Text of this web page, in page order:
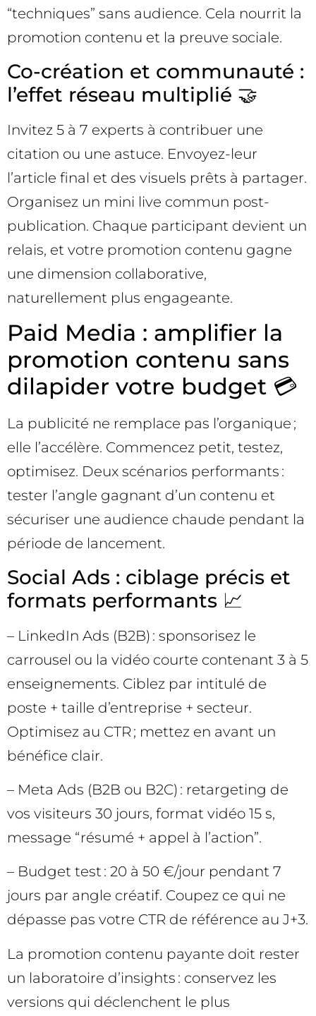
“techniques” sans audience. Cela nourrit la
promotion contenu et la preuve sociale.
Co-création et communauté :
l’effet réseau multiplié 🤝
Invitez 5 à 7 experts à contribuer une
citation ou une astuce. Envoyez-leur
l’article final et des visuels prêts à partager.
Organisez un mini live commun post-
publication. Chaque participant devient un
relais, et votre promotion contenu gagne
une dimension collaborative,
naturellement plus engageante.
Paid Media : amplifier la
promotion contenu sans
dilapider votre budget 💳
La publicité ne remplace pas l’organique ;
elle l’accélère. Commencez petit, testez,
optimisez. Deux scénarios performants :
tester l’angle gagnant d’un contenu et
sécuriser une audience chaude pendant la
période de lancement.
Social Ads : ciblage précis et
formats performants 📈
– LinkedIn Ads (B2B) : sponsorisez le
carrousel ou la vidéo courte contenant 3 à 5
enseignements. Ciblez par intitulé de
poste + taille d’entreprise + secteur.
Optimisez au CTR ; mettez en avant un
bénéfice clair.
– Meta Ads (B2B ou B2C) : retargeting de
vos visiteurs 30 jours, format vidéo 15 s,
message “résumé + appel à l’action”.
– Budget test : 20 à 50 €/jour pendant 7
jours par angle créatif. Coupez ce qui ne
dépasse pas votre CTR de référence au J+3.
La promotion contenu payante doit rester
un laboratoire d’insights : conservez les
versions qui déclenchent le plus